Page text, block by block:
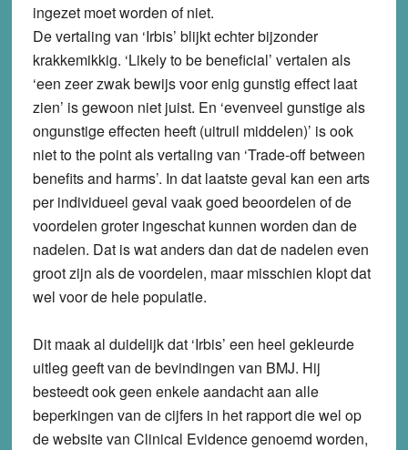
ingezet moet worden of niet.
De vertaling van ‘Irbis’ blijkt echter bijzonder
krakkemikkig. ‘Likely to be beneficial’ vertalen als
‘een zeer zwak bewijs voor enig gunstig effect laat
zien’ is gewoon niet juist. En ‘evenveel gunstige als
ongunstige effecten heeft (uitruil middelen)’ is ook
niet to the point als vertaling van ‘Trade-off between
benefits and harms’. In dat laatste geval kan een arts
per individueel geval vaak goed beoordelen of de
voordelen groter ingeschat kunnen worden dan de
nadelen. Dat is wat anders dan dat de nadelen even
groot zijn als de voordelen, maar misschien klopt dat
wel voor de hele populatie.
Dit maak al duidelijk dat ‘Irbis’ een heel gekleurde
uitleg geeft van de bevindingen van BMJ. Hij
besteedt ook geen enkele aandacht aan alle
beperkingen van de cijfers in het rapport die wel op
de website van Clinical Evidence genoemd worden,